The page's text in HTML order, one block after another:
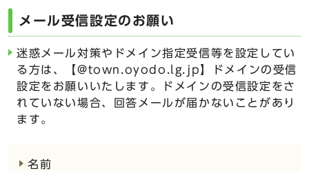
メール受信設定のお願い
迷惑メール対策やドメイン指定受信等を設定してい
る方は、【@town.oyodo.lg.jp】ドメインの受信
設定をお願いいたします。ドメインの受信設定をさ
れていない場合、回答メールが届かないことがあり
ます。
名前